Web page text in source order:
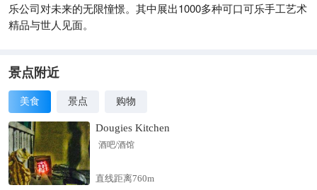
乐公司对未来的无限憧憬。其中展出1000多种可口可乐手工艺术
精品与世人见面。
景点附近
美食 景点 购物
Dougies Kitchen
酒吧/酒馆
直线距离760m